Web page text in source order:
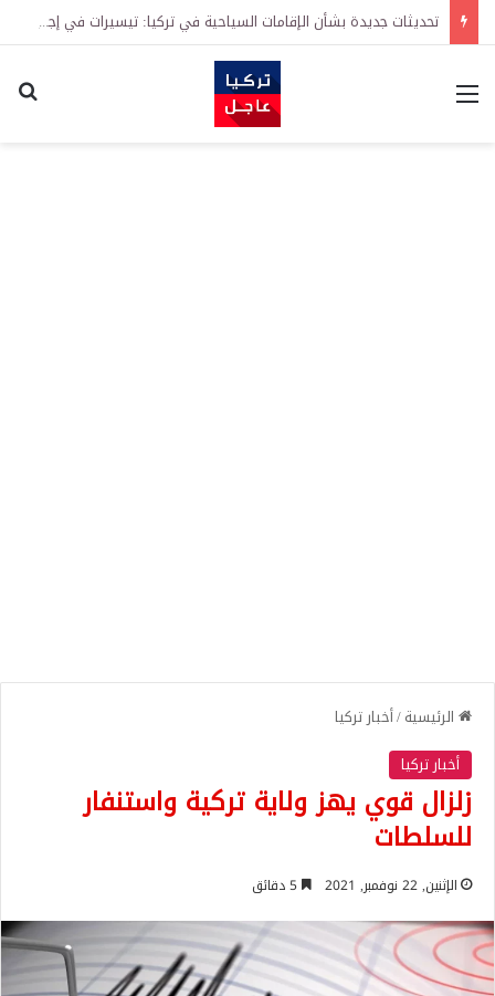
تحديثات جديدة بشأن الإقامات السياحية في تركيا: تيسيرات في إجراءات التجديد واشتراطات معززة على الطلبات الأولى
القائمة
الرئيسية/أخبار تركيا
أخبار تركيا
زلزال قوي يهز ولاية تركية واستنفار
للسلطات
الإثنين, 22 نوفمبر, 2021